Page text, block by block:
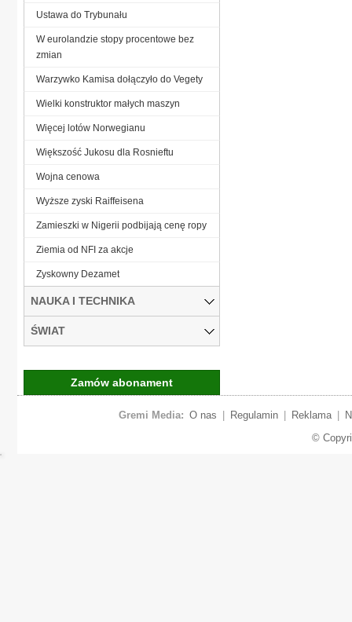
Ustawa do Trybunału
W eurolandzie stopy procentowe bez
zmian
Warzywko Kamisa dołączyło do Vegety
Wielki konstruktor małych maszyn
Więcej lotów Norwegianu
Większość Jukosu dla Rosnieftu
Wojna cenowa
Wyższe zyski Raiffeisena
Zamieszki w Nigerii podbijają cenę ropy
Ziemia od NFI za akcje
Zyskowny Dezamet
NAUKA I TECHNIKA
ŚWIAT
Zamów abonament
Gremi Media: O nas Regulamin Reklama
©